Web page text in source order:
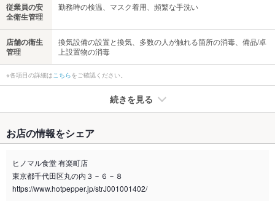
従業員の安
全衛生管理
勤務時の検温、マスク着用、頻繁な手洗い
店舗の衛生
管理
換気設備の設置と換気、多数の人が触れる箇所の消毒、備品/卓
上設置物の消毒
※各項目の詳細は こちらをご確認ください。
続きを見る
禁煙・喫煙
全席禁煙
喫煙専用室 なし
お店の情報をシェア
ヒノマル食堂 有楽町店
東京都千代田区丸の内３－６－８
https://www.hotpepper.jp/strJ001001402/